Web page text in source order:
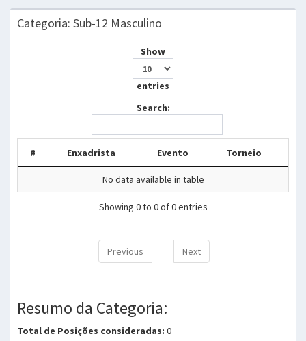
Categoria: Sub-12 Masculino
Show
entries
Search:
# Enxadrista Evento Torneio
No data available in table
Showing 0 to 0 of 0 entries
Previous Next
Resumo da Categoria:
Total de Posições consideradas: 0